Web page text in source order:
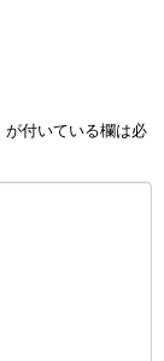
が付いている欄は必